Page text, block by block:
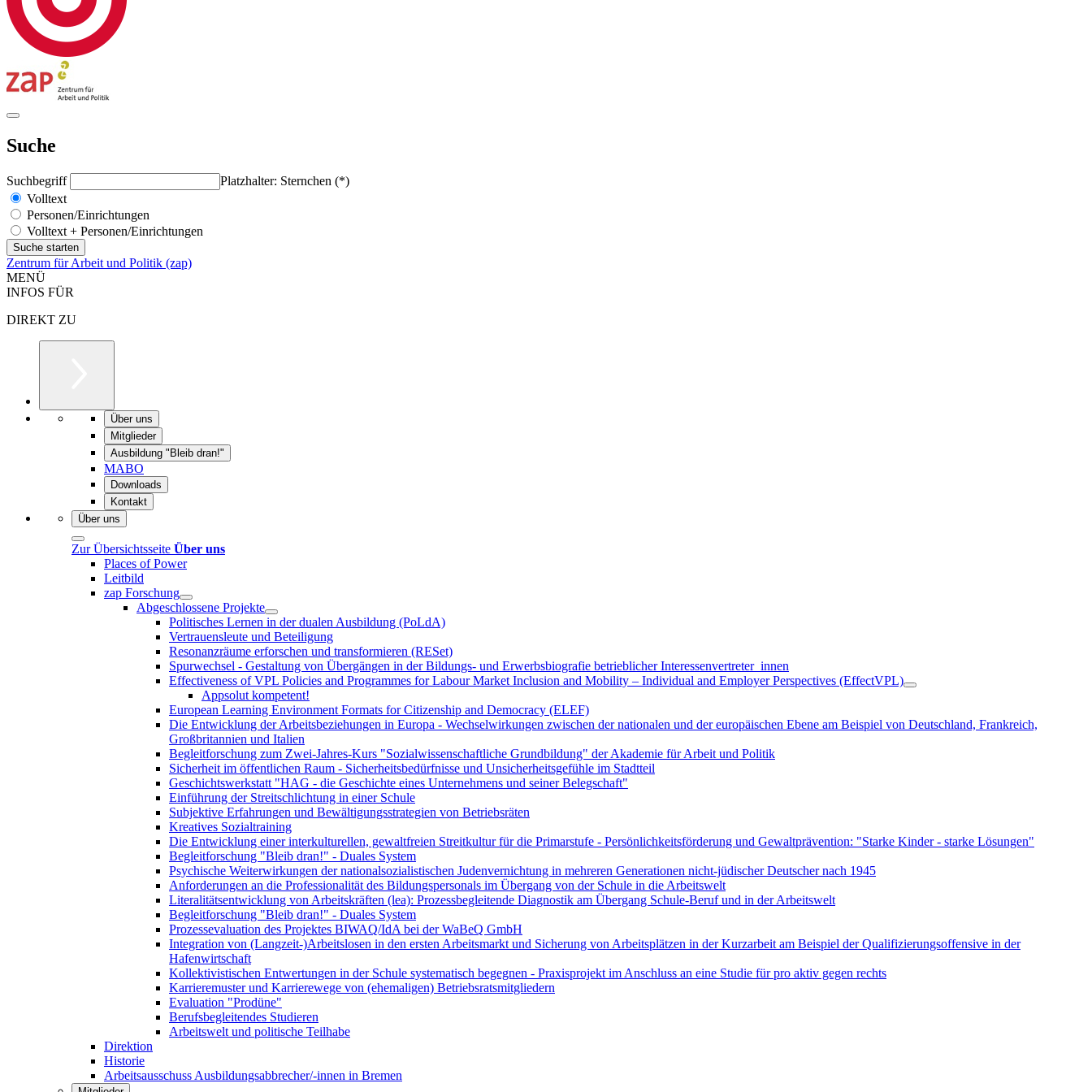
Suche
Suchbegriff
Platzhalter: Sternchen (*)
Volltext
Personen/Einrichtungen
Volltext + Personen/Einrichtungen
Zentrum für Arbeit und Politik (zap)
MENÜ
INFOS FÜR
DIREKT ZU
Über uns
Mitglieder
Ausbildung "Bleib dran!"
MABO
Downloads
Kontakt
Über uns
Zur Übersichtsseite Über uns
Places of Power
Leitbild
zap Forschung
Abgeschlossene Projekte
Politisches Lernen in der dualen Ausbildung (PoLdA)
Vertrauensleute und Beteiligung
Resonanzräume erforschen und transformieren (RESet)
Spurwechsel - Gestaltung von Übergängen in der Bildungs- und Erwerbsbiografie betrieblicher Interessenvertreter_innen
Effectiveness of VPL Policies and Programmes for Labour Market Inclusion and Mobility – Individual and Employer Perspectives (EffectVPL)
Appsolut kompetent!
European Learning Environment Formats for Citizenship and Democracy (ELEF)
Die Entwicklung der Arbeitsbeziehungen in Europa - Wechselwirkungen zwischen der nationalen und der europäischen Ebene am Beispiel von Deutschland, Frankreich,
Großbritannien und Italien
Begleitforschung zum Zwei-Jahres-Kurs "Sozialwissenschaftliche Grundbildung" der Akademie für Arbeit und Politik
Sicherheit im öffentlichen Raum - Sicherheitsbedürfnisse und Unsicherheitsgefühle im Stadtteil
Geschichtswerkstatt "HAG - die Geschichte eines Unternehmens und seiner Belegschaft"
Einführung der Streitschlichtung in einer Schule
Subjektive Erfahrungen und Bewältigungsstrategien von Betriebsräten
Kreatives Sozialtraining
Die Entwicklung einer interkulturellen, gewaltfreien Streitkultur für die Primarstufe - Persönlichkeitsförderung und Gewaltprävention: "Starke Kinder - starke Lösungen"
Begleitforschung "Bleib dran!" - Duales System
Psychische Weiterwirkungen der nationalsozialistischen Judenvernichtung in mehreren Generationen nicht-jüdischer Deutscher nach 1945
Anforderungen an die Professionalität des Bildungspersonals im Übergang von der Schule in die Arbeitswelt
Literalitätsentwicklung von Arbeitskräften (lea): Prozessbegleitende Diagnostik am Übergang Schule-Beruf und in der Arbeitswelt
Begleitforschung "Bleib dran!" - Duales System
Prozessevaluation des Projektes BIWAQ/IdA bei der WaBeQ GmbH
Integration von (Langzeit-)Arbeitslosen in den ersten Arbeitsmarkt und Sicherung von Arbeitsplätzen in der Kurzarbeit am Beispiel der Qualifizierungsoffensive in der
Hafenwirtschaft
Kollektivistischen Entwertungen in der Schule systematisch begegnen - Praxisprojekt im Anschluss an eine Studie für pro aktiv gegen rechts
Karrieremuster und Karrierewege von (ehemaligen) Betriebsratsmitgliedern
Evaluation "Prodüne"
Berufsbegleitendes Studieren
Arbeitswelt und politische Teilhabe
Direktion
Historie
Arbeitsausschuss Ausbildungsabbrecher/-innen in Bremen